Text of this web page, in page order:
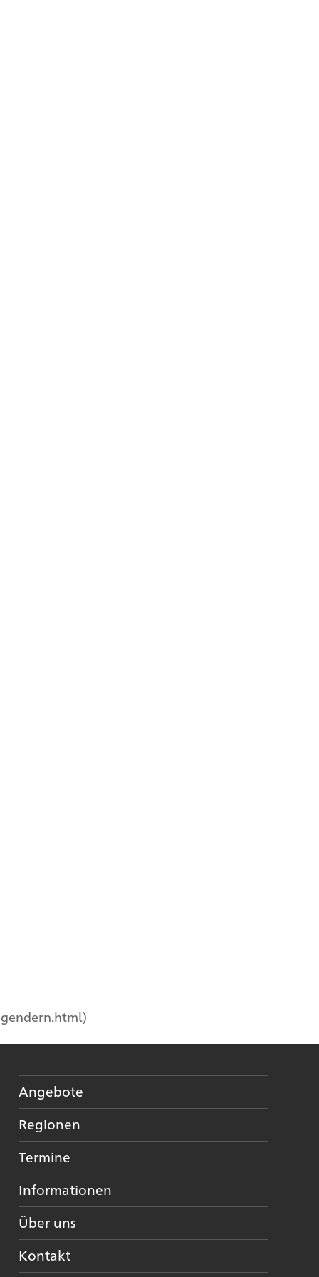
)
Angebote
Regionen
Termine
Informationen
Über uns
Kontakt